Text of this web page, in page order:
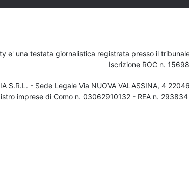
e' una testata giornalistica registrata presso il
Iscrizione ROC n. 15698
S.R.L. - Sede Legale Via NUOVA VALASSINA, 4
imprese di Como n. 03062910132 - REA n. 293834